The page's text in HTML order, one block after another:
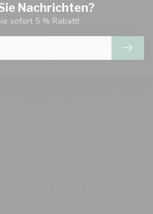
Nachrichten?
sofort 5 % Rabatt!